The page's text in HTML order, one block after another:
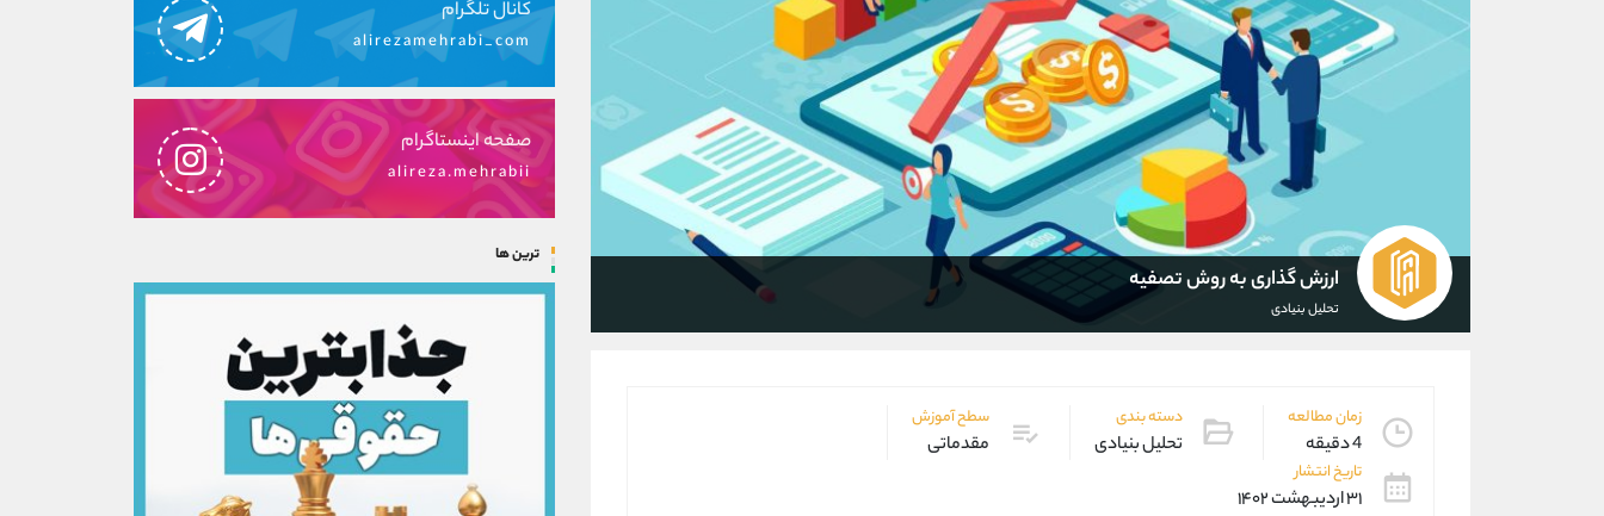
ارزش گذاری به روش تصفیه
تحلیل بنیادی
زمان مطالعه
4 دقیقه
دسته بندی
تحلیل بنیادی
سطح آموزش
مقدماتی
تاریخ انتشار
۳۱ اردیبهشت ۱۴۰۲
کانال تلگرام
alirezamehrabi_com
صفحه اینستاگرام
alireza.mehrabii
ترین ها